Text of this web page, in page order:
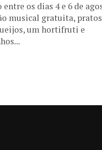
os dias 4 e 6 de
musical gratuita, pratos
um hortifruti e